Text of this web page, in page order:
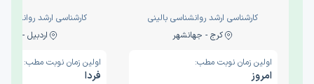
کارشناسی ارشد روانشناسی بالینی
کرج - جهانشهر
اولین زمان نوبت مطب:
امروز
کارشناسی ارشد
اردبیل - والی
اولین زمان نوبت مطب:
فردا